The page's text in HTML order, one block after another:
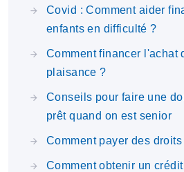
Covid : Comment aider
enfants en difficulté ?
Comment financer l'achat
plaisance ?
Conseils pour faire une
prêt quand on est senior
Comment payer des
Comment obtenir un